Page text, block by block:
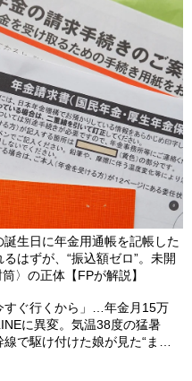
誕生日に年金用通帳を記帳した
はずが、“振込額ゼロ”。未開
〉の正体【FPが解説】
すぐ行くから」…年金月15万
に異変。気温38度の猛暑
で駆け付けた娘が見た“まさ